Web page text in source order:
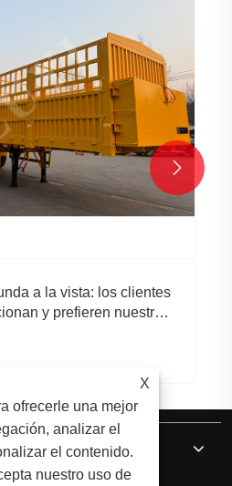
a la vista: los clientes
y prefieren nuestros

X
ofrecerle una mejor
analizar el
el contenido.
nuestro uso de